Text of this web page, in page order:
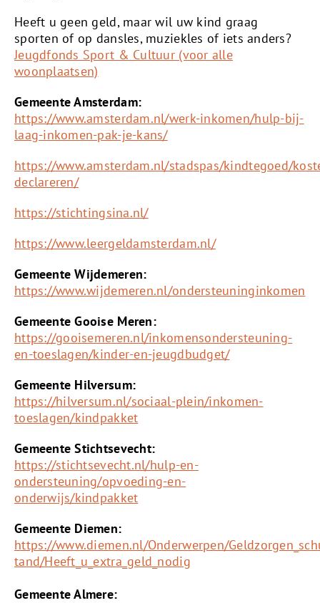
Heeft u geen geld, maar wil uw kind graag
sporten of op dansles, muziekles of iets anders?
Jeugdfonds Sport & Cultuur (voor alle
woonplaatsen)
Gemeente Amsterdam:
https://www.amsterdam.nl/werk-inkomen/hulp-bij-
laag-inkomen-pak-je-kans/
https://www.amsterdam.nl/stadspas/kindtegoed/
declareren/
https://stichtingsina.nl/
https://www.leergeldamsterdam.nl/
Gemeente Wijdemeren:
https://www.wijdemeren.nl/ondersteuninginkomen
Gemeente Gooise Meren:
https://gooisemeren.nl/inkomensondersteuning-
en-toeslagen/kinder-en-jeugdbudget/
Gemeente Hilversum:
https://hilversum.nl/sociaal-plein/inkomen-
toeslagen/kindpakket
Gemeente Stichtsevecht:
https://stichtsevecht.nl/hulp-en-
ondersteuning/opvoeding-en-
onderwijs/kindpakket
Gemeente Diemen:
https://www.diemen.nl/Onderwerpen/
tand/Heeft_u_extra_geld_nodig
Gemeente Almere: